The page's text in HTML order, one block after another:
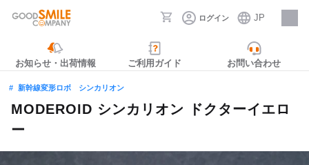
ログイン JP
採用情報
お知らせ・出荷情報 ご利用ガイド お問い合わせ
新幹線変形ロボ シンカリオン
MODEROID シンカリオン ドクターイエロ
ー